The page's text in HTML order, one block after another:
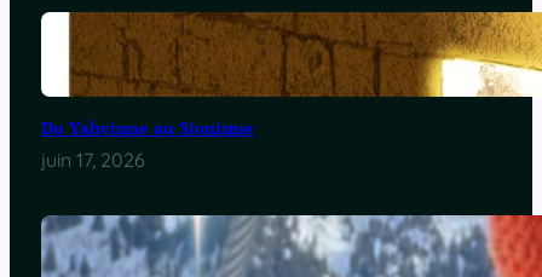
Du Yahvisme au Sionisme
juin 17, 2026